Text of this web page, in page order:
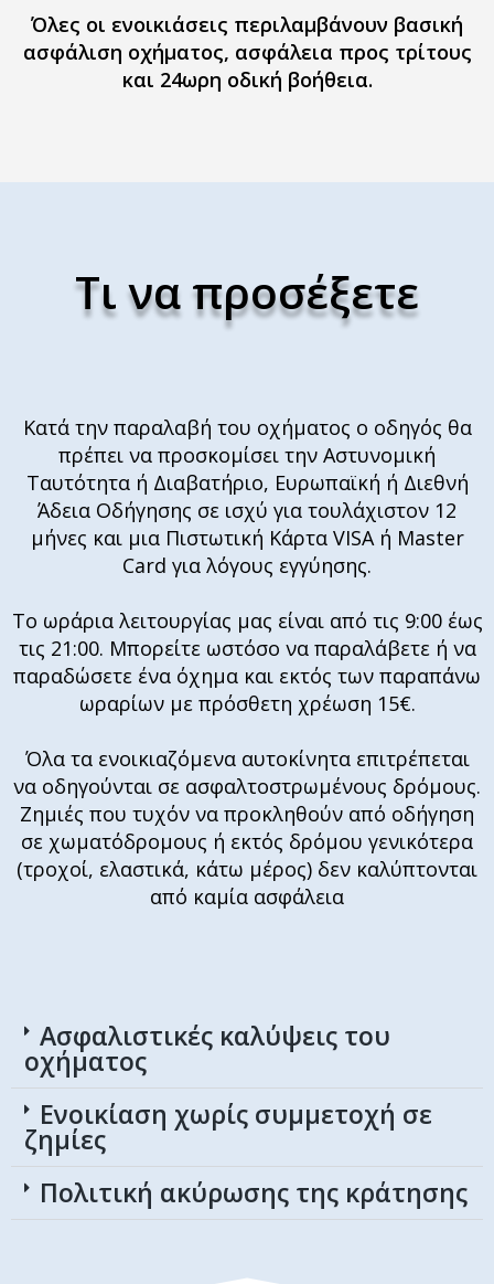
Όλες οι ενοικιάσεις περιλαμβάνουν βασική
ασφάλιση οχήματος, ασφάλεια προς τρίτους
και 24ωρη οδική βοήθεια.
Τι να προσέξετε
Κατά την παραλαβή του οχήματος ο οδηγός θα
πρέπει να προσκομίσει την Αστυνομική
Ταυτότητα ή Διαβατήριο, Ευρωπαϊκή ή Διεθνή
Άδεια Οδήγησης σε ισχύ για τουλάχιστον 12
μήνες και μια Πιστωτική Κάρτα VISA ή Master
Card για λόγους εγγύησης.
Το ωράρια λειτουργίας μας είναι από τις 9:00 έως
τις 21:00. Μπορείτε ωστόσο να παραλάβετε ή να
παραδώσετε ένα όχημα και εκτός των παραπάνω
ωραρίων με πρόσθετη χρέωση 15€.
Όλα τα ενοικιαζόμενα αυτοκίνητα επιτρέπεται
να οδηγούνται σε ασφαλτοστρωμένους δρόμους.
Ζημιές που τυχόν να προκληθούν από οδήγηση
σε χωματόδρομους ή εκτός δρόμου γενικότερα
(τροχοί, ελαστικά, κάτω μέρος) δεν καλύπτονται
από καμία ασφάλεια
Ασφαλιστικές καλύψεις του
οχήματος
Ενοικίαση χωρίς συμμετοχή σε
ζημίες
Πολιτική ακύρωσης της κράτησης